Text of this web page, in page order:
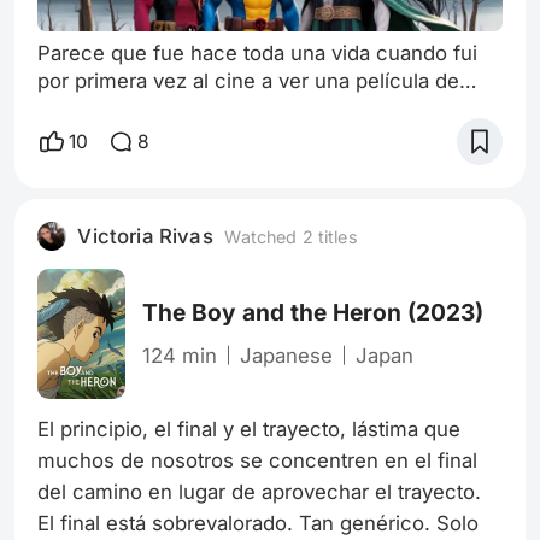
Parece que fue hace toda una vida cuando fui
por primera vez al cine a ver una película de
hasta que finalmente regrese al cine a ver una
dejado bastante que desear. La película que fui
a ver ese día encajaba perfectamente con mis
necesidades: fácil de entender y segui
10 8
Victoria Rivas Watched 2 titles
The Boy and the Heron (2023)
124 min Japanese Japan
El principio, el final y el trayecto, lástima que
muchos de nosotros se concentren en el final
del camino en lugar de aprovechar el trayecto.
El final está sobrevalorado. Tan genérico. Solo